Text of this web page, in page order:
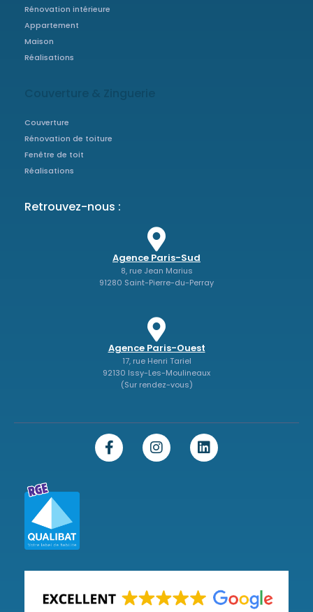
Rénovation intérieure
Appartement
Maison
Réalisations
Couverture & Zinguerie
Couverture
Rénovation de toiture
Fenêtre de toit
Réalisations
Retrouvez-nous :
Agence Paris-Sud
8, rue Jean Marius
91280 Saint-Pierre-du-Perray
Agence Paris-Ouest
17, rue Henri Tariel
92130 Issy-Les-Moulineaux
(Sur rendez-vous)